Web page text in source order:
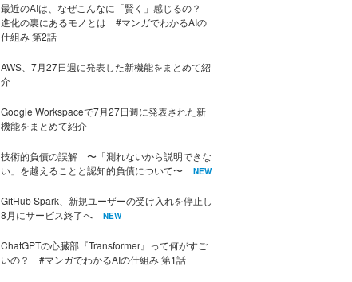
最近のAIは、なぜこんなに「賢く」感じるの？
進化の裏にあるモノとは #マンガでわかるAIの
仕組み 第2話
AWS、7月27日週に発表した新機能をまとめて紹
介
Google Workspaceで7月27日週に発表された新
機能をまとめて紹介
技術的負債の誤解 〜「測れないから説明できな
い」を越えることと認知的負債について〜
NEW
GitHub Spark、新規ユーザーの受け入れを停止し
8月にサービス終了へ
NEW
ChatGPTの心臓部『Transformer』って何がすご
いの？ #マンガでわかるAIの仕組み 第1話